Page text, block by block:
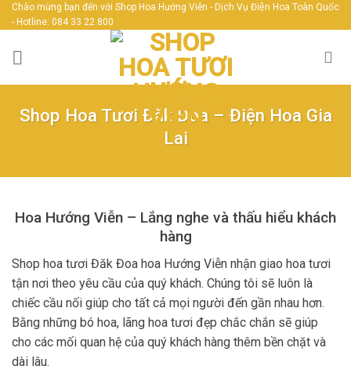
Skip
to
content
Chào mừng bạn đến với Shop Hoa Hướng Viễn - Dịch Vụ Điện Hoa Toàn Quốc
- Hotline: 084 33 22 800
Shop Hoa Tươi Đăk Đoa – Điện Hoa Gia
Lai
Hoa Hướng Viễn – Lắng nghe và thấu hiểu khách
hàng
Shop hoa tươi Đăk Đoa hoa Hướng Viễn nhận giao hoa tươi
tận nơi theo yêu cầu của quý khách. Chúng tôi sẽ luôn là
chiếc cầu nối giúp cho tất cả mọi người đến gần nhau hơn.
Bằng những bó hoa, lãng hoa tươi đẹp chắc chắn sẽ giúp
cho các mối quan hệ của quý khách hàng thêm bền chặt và
dài lâu.